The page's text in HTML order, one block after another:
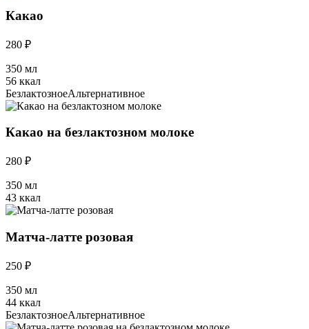
Какао
280 ₽
350 мл
56 ккал
БезлактозноеАльтернативное
Какао на безлактозном молоке
280 ₽
350 мл
43 ккал
Матча-латте розовая
250 ₽
350 мл
44 ккал
БезлактозноеАльтернативное